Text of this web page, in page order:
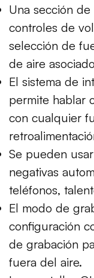
Una sección
controles de
selección de
de aire
El sistema de
permite hablar
con cualquier
Se pueden
negativas
teléfonos,
El modo de
configuración
de grabación
fuera del aire.